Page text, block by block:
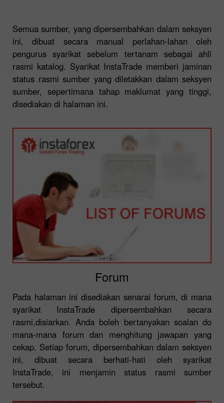
Semua sumber, yang dipersembahkan dalam seksyen
ini, dibuat secara manual perlahan-lahan oleh
pengurus syarikat sebelum tertanam sebagai ahli
rasmi katalog. Syarikat InstaTrade memberi jaminan
status rasmi sumber yang diletakkan dalam seksyen
sumber, sepertimana tahap maklumat yang tinggi,
disediakan di halaman ini.
Forum
Pada halaman ini disediakan senarai forum, di mana
syarikat InstaTrade dipersembahkan secara
rasmi,disiarkan. Anda boleh bertanyakan soalan do
mana-mana forum dan menghitung jawapan yang
cekap. Setiap forum, dipersembahkan dalam seksyen
ini, dibuat secara berhati-hati oleh syarikat
InstaTrade, ini menjamin status rasmi sumber
tersebut.